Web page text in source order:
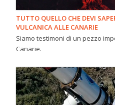
TUTTO QUELLO CHE DEVI
VULCANICA ALLE CANARIE
Siamo testimoni di un pezzo
Canarie.